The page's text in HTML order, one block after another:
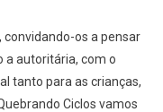
convidando-os a pensar
a autoritária, com o
tanto para as crianças,
Ciclos vamos